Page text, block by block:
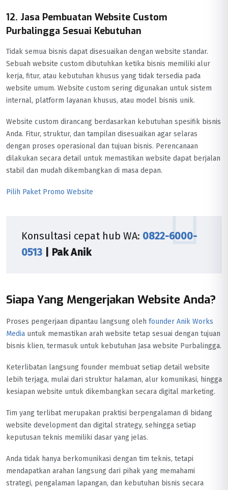
12. Jasa Pembuatan Website Custom
Purbalingga Sesuai Kebutuhan
Tidak semua bisnis dapat disesuaikan dengan website standar.
Sebuah website custom dibutuhkan ketika bisnis memiliki alur
kerja, fitur, atau kebutuhan khusus yang tidak tersedia pada
website umum. Website custom sering digunakan untuk sistem
internal, platform layanan khusus, atau model bisnis unik.
Website custom dirancang berdasarkan kebutuhan spesifik bisnis
Anda. Fitur, struktur, dan tampilan disesuaikan agar selaras
dengan proses operasional dan tujuan bisnis. Perencanaan
dilakukan secara detail untuk memastikan website dapat berjalan
stabil dan mudah dikembangkan di masa depan.
Pilih Paket Promo Website
Konsultasi cepat hub WA: 0822-6000-
0513 | Pak Anik
Siapa Yang Mengerjakan Website Anda?
Proses pengerjaan dipantau langsung oleh founder Anik Works
Media untuk memastikan arah website tetap sesuai dengan tujuan
bisnis klien, termasuk untuk kebutuhan Jasa website Purbalingga.
Keterlibatan langsung founder membuat setiap detail website
lebih terjaga, mulai dari struktur halaman, alur komunikasi, hingga
kesiapan website untuk dikembangkan secara digital marketing.
Tim yang terlibat merupakan praktisi berpengalaman di bidang
website development dan digital strategy, sehingga setiap
keputusan teknis memiliki dasar yang jelas.
Anda tidak hanya berkomunikasi dengan tim teknis, tetapi
mendapatkan arahan langsung dari pihak yang memahami
strategi, pengalaman lapangan, dan kebutuhan bisnis secara